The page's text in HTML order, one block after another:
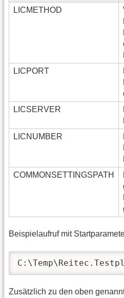
LICMETHOD
LICPORT
LICSERVER
LICNUMBER
COMMONSETTINGSPATH
Beispielaufruf mit
Zusätzlich zu den oben